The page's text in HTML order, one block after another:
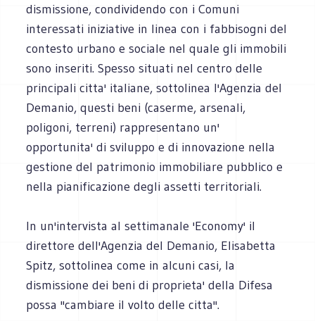
dismissione, condividendo con i Comuni
interessati iniziative in linea con i fabbisogni del
contesto urbano e sociale nel quale gli immobili
sono inseriti. Spesso situati nel centro delle
principali citta' italiane, sottolinea l'Agenzia del
Demanio, questi beni (caserme, arsenali,
poligoni, terreni) rappresentano un'
opportunita' di sviluppo e di innovazione nella
gestione del patrimonio immobiliare pubblico e
nella pianificazione degli assetti territoriali.
In un'intervista al settimanale 'Economy' il
direttore dell'Agenzia del Demanio, Elisabetta
Spitz, sottolinea come in alcuni casi, la
dismissione dei beni di proprieta' della Difesa
possa ''cambiare il volto delle citta''.